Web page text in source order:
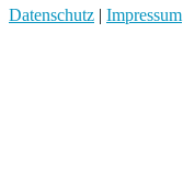
Datenschutz | Impressum